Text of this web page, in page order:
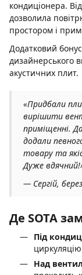
кондиціонера.
дозволила
простором і
Додатковий
дизайнерського
акустичних плит.
«Придбали
вирішити
приміщенні.
додали
товару та
Дуже
— Сергій,
Де SOTA
Під
Над